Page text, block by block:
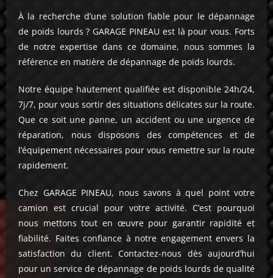
À la recherche d’une solution fiable pour le dépannage
de poids lourds ? GARAGE PINEAU est là pour vous. Forts
de notre expertise dans ce domaine, nous sommes la
référence en matière de dépannage de poids lourds.
Notre équipe hautement qualifiée est disponible 24h/24,
7j/7, pour vous sortir des situations délicates sur la route.
Que ce soit une panne, un accident ou une urgence de
réparation, nous disposons des compétences et de
l’équipement nécessaires pour vous remettre sur la route
rapidement.
Chez GARAGE PINEAU, nous savons à quel point votre
camion est crucial pour votre activité. C’est pourquoi
nous mettons tout en œuvre pour garantir rapidité et
fiabilité. Faites confiance à notre engagement envers la
satisfaction du client. Contactez-nous dès aujourd’hui
pour un service de dépannage de poids lourds de qualité